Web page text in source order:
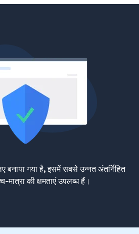
गया है, इसमें सबसे उन्नत अंतर्निहित
मात्रा की क्षमताएं उपलब्ध हैं।